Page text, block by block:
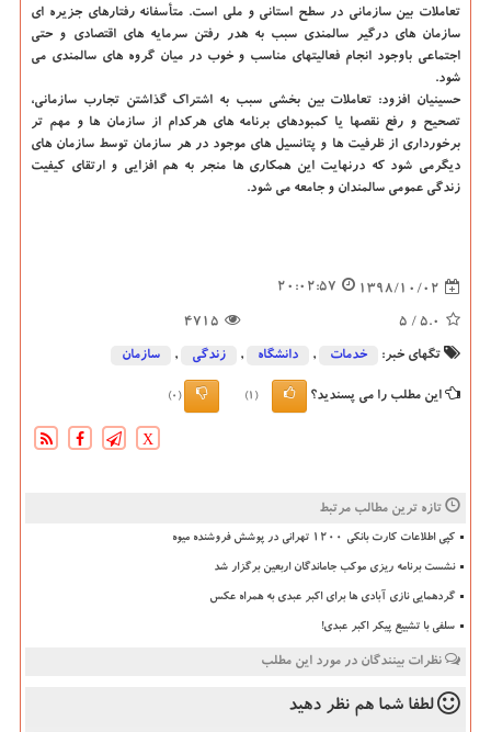
تعاملات بین سازمانی در سطح استانی و ملی است. متأسفانه رفتارهای جزیره ای
سازمان های درگیر سالمندی سبب به هدر رفتن سرمایه های اقتصادی و حتی
اجتماعی باوجود انجام فعالیتهای مناسب و خوب در میان گروه های سالمندی می
شود.
حسینیان افزود: تعاملات بین بخشی سبب به اشتراك گذاشتن تجارب سازمانی،
تصحیح و رفع نقصها یا كمبودهای برنامه های هركدام از سازمان ها و مهم تر
برخورداری از ظرفیت ها و پتانسیل های موجود در هر سازمان توسط سازمان های
دیگرمی شود كه درنهایت این همكاری ها منجر به هم افزایی و ارتقای كیفیت
زندگی عمومی سالمندان و جامعه می شود.
1398/10/02
20:02:57
5.0
/ 5
4715
تگهای خبر: خدمات , دانشگاه‌ , زندگی , سازمان
این مطلب را می پسندید؟ (1)
(0)
X
تازه ترین مطالب مرتبط
کپی اطلاعات کارت بانکی ۱۲۰۰ تهرانی در پوشش فروشنده میوه
نشست برنامه ریزی موکب جاماندگان اربعین برگزار شد
گردهمایی نازی آبادی ها برای اکبر عبدی به همراه عکس
سلفی با تشییع پیکر اکبر عبدی!
نظرات بینندگان در مورد این مطلب
لطفا شما هم نظر دهید